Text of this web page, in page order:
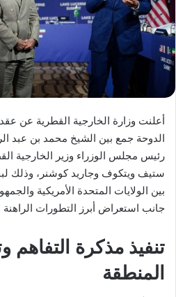
أعلنت وزارة الخارجية القطرية عن
الدوحة جمع بين الشيخ محمد بن عبد
رئيس مجلس الوزراء وزير الخارجية
ستيف ويتكوف وجاريد كوشنر، وذلك
بين الولايات المتحدة الأمريكية
جانب استعراض أبرز التطورات الراهنة
تنفيذ مذكرة التفاهم
المنطقة